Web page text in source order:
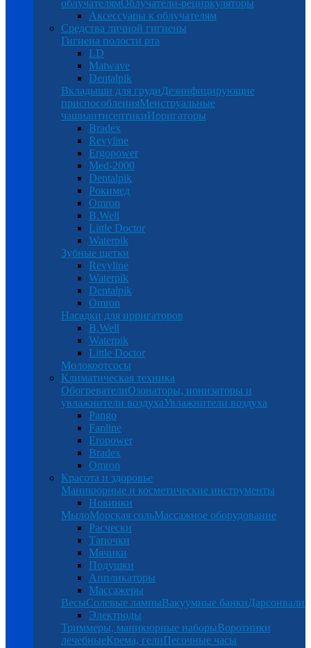
облучателямОблучатели-рециркуляторы
Аксессуары к облучателям
Средства личной гигиены
Гигиена полости рта
LD
Matwave
Dentalpik
Вкладыши для грудиДезинфицирующие
приспособленияМенструальные
чашиантисептикиИрригаторы
Bradex
Revyline
Ergopower
Med-2000
Dentalpik
Рокимед
Omron
B.Well
Little Doctor
Waterpik
Зубные щетки
Revyline
Waterpik
Dentalpik
Omron
Насадки для ирригаторов
B.Well
Waterpik
Little Doctor
Молокоотсосы
Климатическая техника
ОбогревателиОзонаторы, ионизаторы и
увлажнители воздухаУвлажнители воздуха
Pango
Fanline
Eropower
Bradex
Omron
Красота и здоровье
Маникюрные и косметические инструменты
Новинки
МылоМорская сольМассажное оборудование
Расчески
Тапочки
Мячики
Подушки
Аппликаторы
Массажеры
ВесыСолевые лампыВакуумные банкиДарсонвали
Электроды
Триммеры, маникюрные наборыВоротники
лечебныеКрема, гелиПесочные часы